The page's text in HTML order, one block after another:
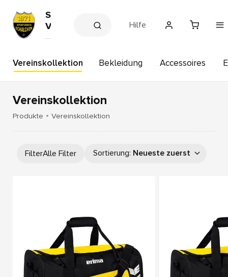
S
V
H
I
S
a
l
e
e
in
h
o
p
Hilfe
Vereinskollektion Bekleidung Accessoires
Vereinskollektion
Produkte Vereinskollektion
FilterAlle Filter Sortierung: Neueste zuerst